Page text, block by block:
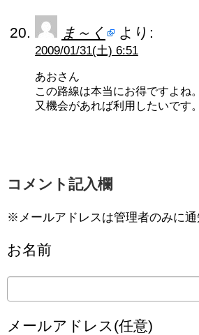
ま～く より:
2009/01/31(土) 6:51
あおさん
この路線は本当にお得ですよね。
又機会があれば利用したいです。
コメント記入欄
※メールアドレスは管理者のみに通
お名前
メールアドレス(任意)